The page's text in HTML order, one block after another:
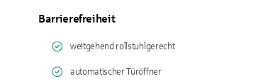
Barrierefreiheit
weitgehend rollstuhlgerecht
automatischer Türöffner